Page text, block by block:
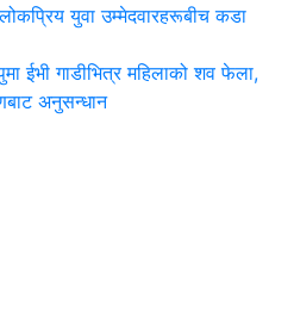
युवा उम्मेदवारहरूबीच कडा
ईभी गाडीभित्र महिलाको शव फेला,
अनुसन्धान